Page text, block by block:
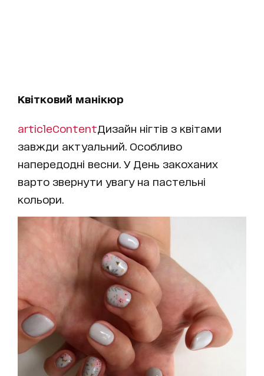
Квітковий манікюр
articleContentДизайн нігтів з квітами
завжди актуальний. Особливо
напередодні весни. У День закоханих
варто звернути увагу на пастельні
кольори.